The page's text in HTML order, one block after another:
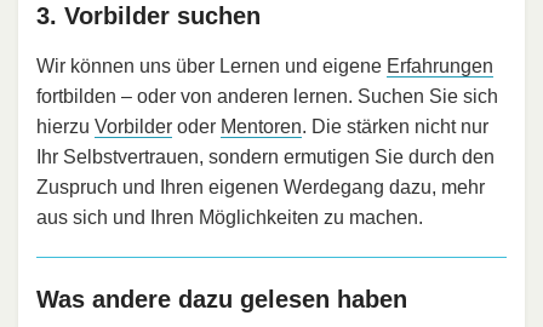
3. Vorbilder suchen
Wir können uns über Lernen und eigene Erfahrungen
fortbilden – oder von anderen lernen. Suchen Sie sich
hierzu Vorbilder oder Mentoren. Die stärken nicht nur
Ihr Selbstvertrauen, sondern ermutigen Sie durch den
Zuspruch und Ihren eigenen Werdegang dazu, mehr
aus sich und Ihren Möglichkeiten zu machen.
Was andere dazu gelesen haben